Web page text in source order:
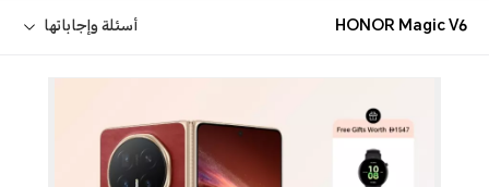
HONOR Magic V6 أسئلة وإجاباتها